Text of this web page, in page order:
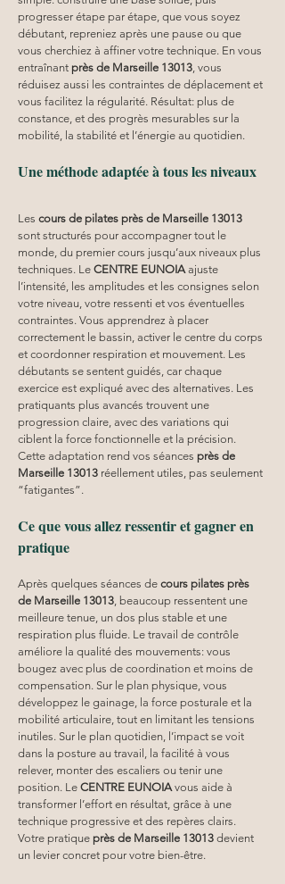
progresser étape par étape, que vous soyez
débutant, repreniez après une pause ou que
vous cherchiez à affiner votre technique. En vous
entraînant près de Marseille 13013 , vous
réduisez aussi les contraintes de déplacement et
vous facilitez la régularité. Résultat: plus de
constance, et des progrès mesurables sur la
mobilité, la stabilité et l’énergie au quotidien.
Une méthode adaptée à tous les niveaux
Les cours de pilates près de Marseille 13013
sont structurés pour accompagner tout le
monde, du premier cours jusqu’aux niveaux plus
techniques. Le CENTRE EUNOIA ajuste
l’intensité, les amplitudes et les consignes selon
votre niveau, votre ressenti et vos éventuelles
contraintes. Vous apprendrez à placer
correctement le bassin, activer le centre du corps
et coordonner respiration et mouvement. Les
débutants se sentent guidés, car chaque
exercice est expliqué avec des alternatives. Les
pratiquants plus avancés trouvent une
progression claire, avec des variations qui
ciblent la force fonctionnelle et la précision.
Cette adaptation rend vos séances près de
Marseille 13013 réellement utiles, pas seulement
“fatigantes”.
Ce que vous allez ressentir et gagner en
pratique
Après quelques séances de cours pilates près
de Marseille 13013 , beaucoup ressentent une
meilleure tenue, un dos plus stable et une
respiration plus fluide. Le travail de contrôle
améliore la qualité des mouvements: vous
bougez avec plus de coordination et moins de
compensation. Sur le plan physique, vous
développez le gainage, la force posturale et la
mobilité articulaire, tout en limitant les tensions
inutiles. Sur le plan quotidien, l’impact se voit
dans la posture au travail, la facilité à vous
relever, monter des escaliers ou tenir une
position. Le CENTRE EUNOIA vous aide à
transformer l’effort en résultat, grâce à une
technique progressive et des repères clairs.
Votre pratique près de Marseille 13013 devient
un levier concret pour votre bien-être.